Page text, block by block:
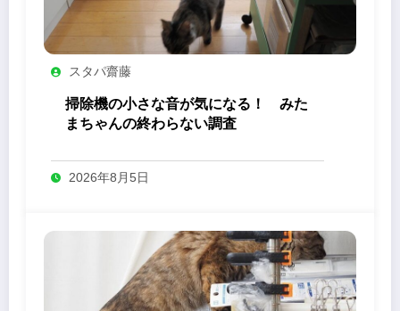
スタパ齋藤
掃除機の小さな音が気になる！ みた
まちゃんの終わらない調査
2026年8月5日